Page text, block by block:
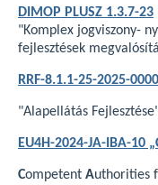
DIMOP PLUSZ 1.3.7-23
"Komplex jogviszony-
fejlesztések
RRF-8.1.1-25-2025-
"Alapellátás
EU4H-2024-JA-IBA-10
Competent Authorities